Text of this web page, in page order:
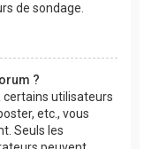
de sondage.
?
utilisateurs
etc., vous
Seuls les